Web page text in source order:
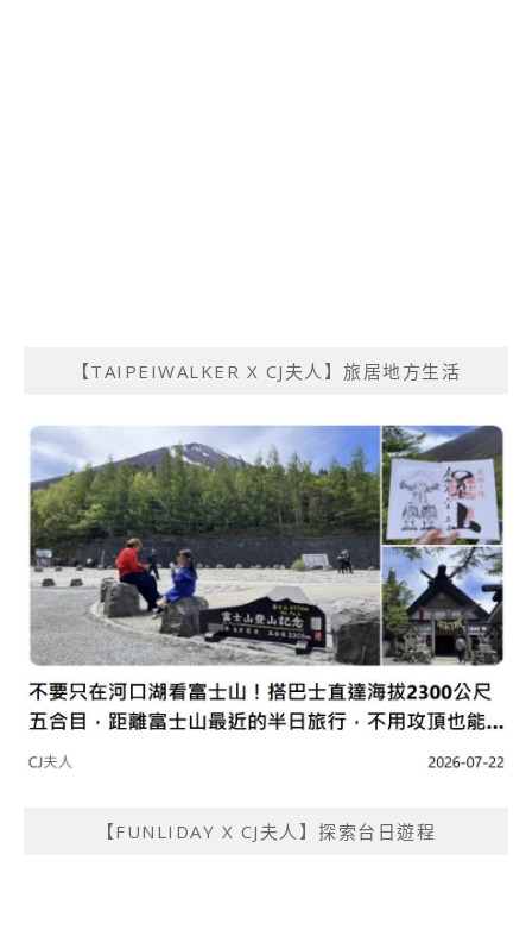
【TAIPEIWALKER X CJ夫人】旅居地方生活
【FUNLIDAY X CJ夫人】探索台日遊程